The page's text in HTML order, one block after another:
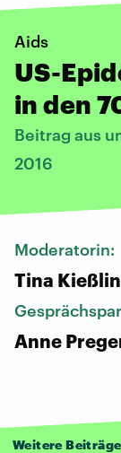
Aids
US-
in den
Beitrag aus
2016
Moderatorin:
Tina
Anne
Weitere Beiträge